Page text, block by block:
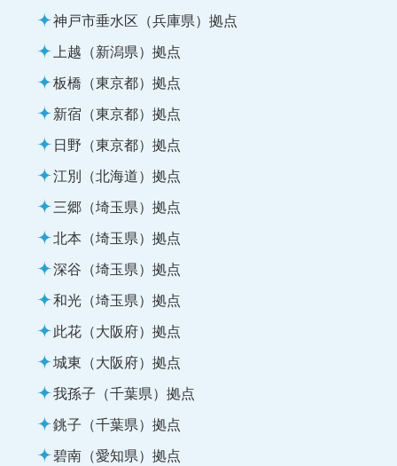
神戸市垂水区（兵庫県）拠点
上越（新潟県）拠点
板橋（東京都）拠点
新宿（東京都）拠点
日野（東京都）拠点
江別（北海道）拠点
三郷（埼玉県）拠点
北本（埼玉県）拠点
深谷（埼玉県）拠点
和光（埼玉県）拠点
此花（大阪府）拠点
城東（大阪府）拠点
我孫子（千葉県）拠点
銚子（千葉県）拠点
碧南（愛知県）拠点